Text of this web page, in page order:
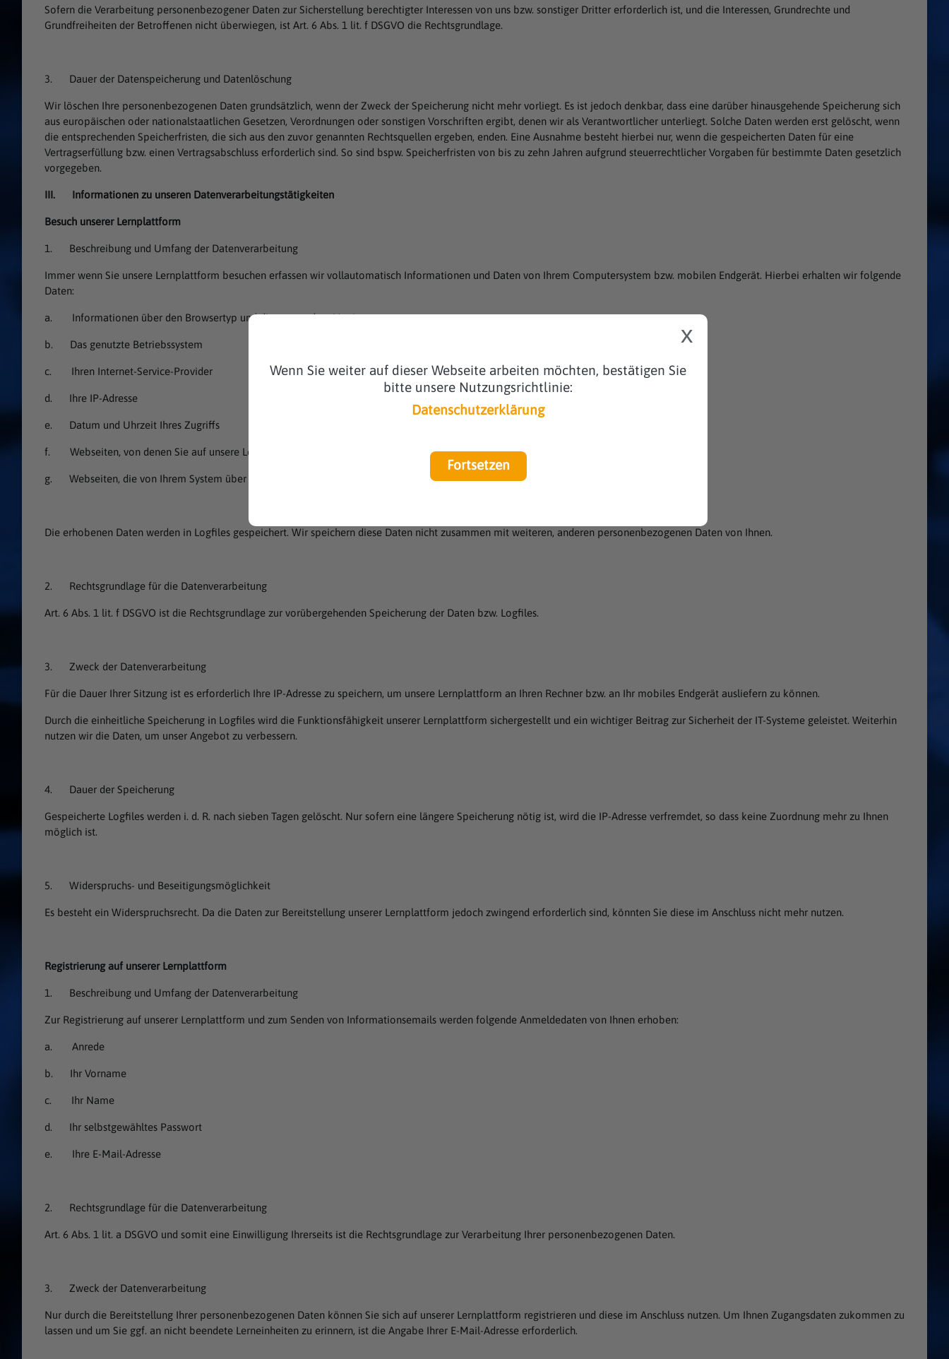
Wenn Sie weiter auf dieser Webseite arbeiten möchten, bestätigen Sie
bitte unsere Nutzungsrichtlinie:
Datenschutzerklärung
Fortsetzen
x
Sofern die Verarbeitung personenbezogener Daten zur Sicherstellung berechtigter Interessen von uns bzw. sonstiger Dritter erforderlich ist, und die Interessen, Grundrechte und
Grundfreiheiten der Betroffenen nicht überwiegen, ist Art. 6 Abs. 1 lit. f DSGVO die Rechtsgrundlage.
3. Dauer der Datenspeicherung und Datenlöschung
Wir löschen Ihre personenbezogenen Daten grundsätzlich, wenn der Zweck der Speicherung nicht mehr vorliegt. Es ist jedoch denkbar, dass eine darüber hinausgehende Speicherung sich
aus europäischen oder nationalstaatlichen Gesetzen, Verordnungen oder sonstigen Vorschriften ergibt, denen wir als Verantwortlicher unterliegt. Solche Daten werden erst gelöscht, wenn
die entsprechenden Speicherfristen, die sich aus den zuvor genannten Rechtsquellen ergeben, enden. Eine Ausnahme besteht hierbei nur, wenn die gespeicherten Daten für eine
Vertragserfüllung bzw. einen Vertragsabschluss erforderlich sind. So sind bspw. Speicherfristen von bis zu zehn Jahren aufgrund steuerrechtlicher Vorgaben für bestimmte Daten gesetzlich
vorgegeben.
III. Informationen zu unseren Datenverarbeitungstätigkeiten
Besuch unserer Lernplattform
1. Beschreibung und Umfang der Datenverarbeitung
Immer wenn Sie unsere Lernplattform besuchen erfassen wir vollautomatisch Informationen und Daten von Ihrem Computersystem bzw. mobilen Endgerät. Hierbei erhalten wir folgende
Daten:
a. Informationen über den Browsertyp und die verwendete Version
b. Das genutzte Betriebssystem
c. Ihren Internet-Service-Provider
d. Ihre IP-Adresse
e. Datum und Uhrzeit Ihres Zugriffs
f. Webseiten, von denen Sie auf unsere Lernplattform gelangen
g. Webseiten, die von Ihrem System über unsere Lernplattform aufgerufen werden
Die erhobenen Daten werden in Logfiles gespeichert. Wir speichern diese Daten nicht zusammen mit weiteren, anderen personenbezogenen Daten von Ihnen.
2. Rechtsgrundlage für die Datenverarbeitung
Art. 6 Abs. 1 lit. f DSGVO ist die Rechtsgrundlage zur vorübergehenden Speicherung der Daten bzw. Logfiles.
3. Zweck der Datenverarbeitung
Für die Dauer Ihrer Sitzung ist es erforderlich Ihre IP-Adresse zu speichern, um unsere Lernplattform an Ihren Rechner bzw. an Ihr mobiles Endgerät ausliefern zu können.
Durch die einheitliche Speicherung in Logfiles wird die Funktionsfähigkeit unserer Lernplattform sichergestellt und ein wichtiger Beitrag zur Sicherheit der IT-Systeme geleistet. Weiterhin
nutzen wir die Daten, um unser Angebot zu verbessern.
4. Dauer der Speicherung
Gespeicherte Logfiles werden i. d. R. nach sieben Tagen gelöscht. Nur sofern eine längere Speicherung nötig ist, wird die IP-Adresse verfremdet, so dass keine Zuordnung mehr zu Ihnen
möglich ist.
5. Widerspruchs- und Beseitigungsmöglichkeit
Es besteht ein Widerspruchsrecht. Da die Daten zur Bereitstellung unserer Lernplattform jedoch zwingend erforderlich sind, könnten Sie diese im Anschluss nicht mehr nutzen.
Registrierung auf unserer Lernplattform
1. Beschreibung und Umfang der Datenverarbeitung
Zur Registrierung auf unserer Lernplattform und zum Senden von Informationsemails werden folgende Anmeldedaten von Ihnen erhoben:
a. Anrede
b. Ihr Vorname
c. Ihr Name
d. Ihr selbstgewähltes Passwort
e. Ihre E-Mail-Adresse
2. Rechtsgrundlage für die Datenverarbeitung
Art. 6 Abs. 1 lit. a DSGVO und somit eine Einwilligung Ihrerseits ist die Rechtsgrundlage zur Verarbeitung Ihrer personenbezogenen Daten.
3. Zweck der Datenverarbeitung
Nur durch die Bereitstellung Ihrer personenbezogenen Daten können Sie sich auf unserer Lernplattform registrieren und diese im Anschluss nutzen. Um Ihnen Zugangsdaten zukommen zu
lassen und um Sie ggf. an nicht beendete Lerneinheiten zu erinnern, ist die Angabe Ihrer E-Mail-Adresse erforderlich.